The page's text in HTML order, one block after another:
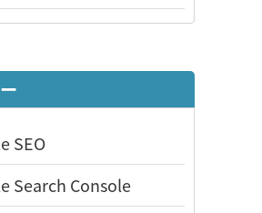
SEO
Search Console